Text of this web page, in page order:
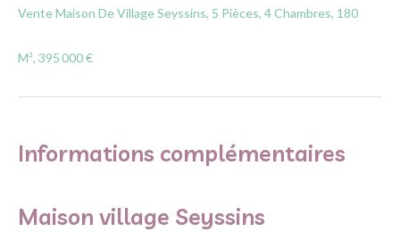
Vente Maison De Village Seyssins, 5 Pièces, 4 Chambres, 180
M², 395 000 €
Informations complémentaires
Maison village Seyssins